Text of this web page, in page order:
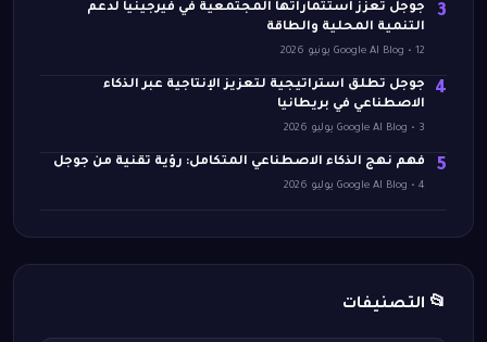
3
جوجل تعزز استثماراتها المجتمعية في فيرجينيا لدعم
التنمية المحلية والطاقة
Google AI Blog • 12 يونيو 2026
4
جوجل تطلق استراتيجية لتعزيز الإنتاجية عبر الذكاء
الاصطناعي في بريطانيا
Google AI Blog • 3 يوليو 2026
5 فهم نهج الذكاء الاصطناعي المتكامل: رؤية تقنية من جوجل
Google AI Blog • 4 يوليو 2026
📂 التصنيفات